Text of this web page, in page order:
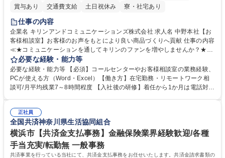
賞与あり 交通費支給 土日祝休み 寮・社宅あり
仕事の内容
企業名 キリンアンドコミュニケーションズ株式会社 求人名 中野本社【お
客様相談室】お客様のお声をもとにより良い商品づくりへ貢献 仕事の内容
≪★コミュニケーションを通してキリンのファンを増やしませんか？★≫
お客様のお声をより良い商品づくりに活かしていく上で、窓口となるお客
様相談室でのお仕事です。 日々お客様からいただくキリングループへのご
意見を、企業活動に活かしています。お客様からの声に迅速かつ誠意をも
って対応、情報提供するとともにグループ内活動に反映しています。 【具
平均100件前後■メール・手紙：同上40件前後 募集職種 中野本社【お客様
相談室】お客様のお声をもとにより良い商品づくりへ貢献
必要な経験・能力等
必要な経験・能力等 【必須】コールセンターやお客様相談室の業務経験、
PCが使える方（Word・Excel）【働き方】在宅勤務・リモートワーク相
談可/月平均残業7～8時間程度 【入社後の研修】着任から1か月は電話対応
すのでご安心ください。 【当社について】キリングループの広報機能を担
う会社として、お客様との出会いを大切にし、磨き上げたホスピタリティ
を込めてコミュニケーションをとりながら広報関連業務を行っておりま
す。 学歴・資格 学歴：大学院 大学 高専 短大 専修学校 高校 語学力： 資
格：
正社員
全国共済神奈川県生活協同組合
横浜市【共済金支払事務】金融保険業界経験歓迎/各種
手当充実/転勤無 一般事務
共済事業を行っている当社にて、共済金支払事務をお任せいたします。共済金請求書類の